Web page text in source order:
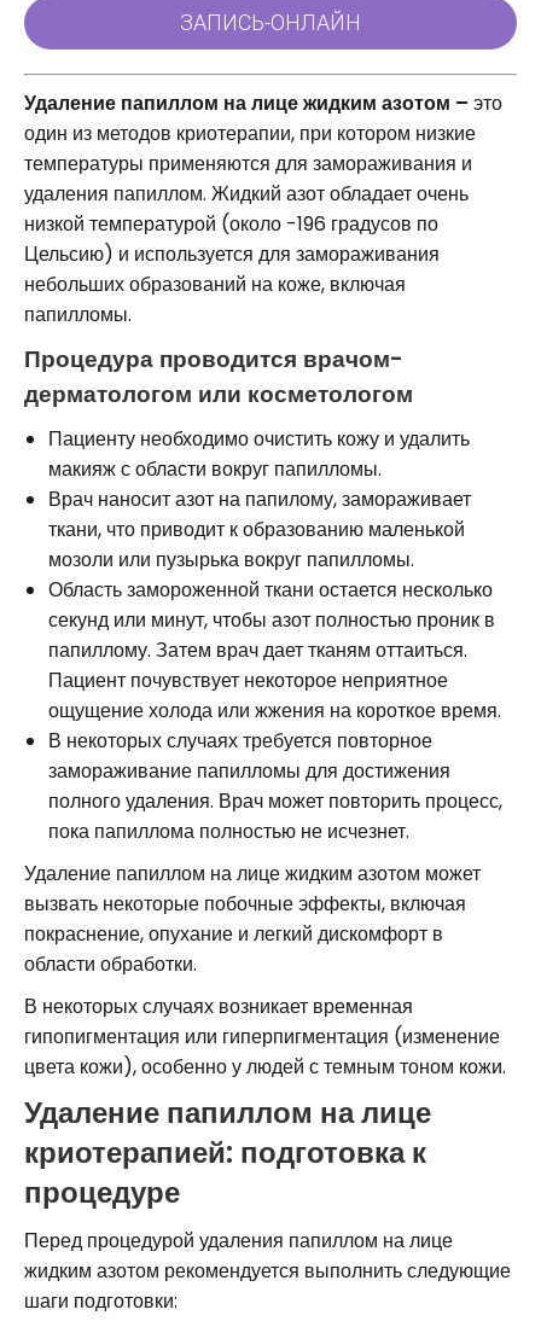
Удаление папиллом на лице жидким азотом – это
один из методов криотерапии, при котором низкие
температуры применяются для замораживания и
удаления папиллом. Жидкий азот обладает очень
низкой температурой (около -196 градусов по
Цельсию) и используется для замораживания
небольших образований на коже, включая
папилломы.
Процедура проводится врачом-
дерматологом или косметологом
Пациенту необходимо очистить кожу и удалить
макияж с области вокруг папилломы.
Врач наносит азот на папилому, замораживает
ткани, что приводит к образованию маленькой
мозоли или пузырька вокруг папилломы.
Область замороженной ткани остается несколько
секунд или минут, чтобы азот полностью проник в
папиллому. Затем врач дает тканям оттаиться.
Пациент почувствует некоторое неприятное
ощущение холода или жжения на короткое время.
В некоторых случаях требуется повторное
замораживание папилломы для достижения
полного удаления. Врач может повторить процесс,
пока папиллома полностью не исчезнет.
Удаление папиллом на лице жидким азотом может
вызвать некоторые побочные эффекты, включая
покраснение, опухание и легкий дискомфорт в
области обработки.
В некоторых случаях возникает временная
гипопигментация или гиперпигментация (изменение
цвета кожи), особенно у людей с темным тоном кожи.
Удаление папиллом на лице
криотерапией: подготовка к
процедуре
Перед процедурой удаления папиллом на лице
жидким азотом рекомендуется выполнить следующие
шаги подготовки: